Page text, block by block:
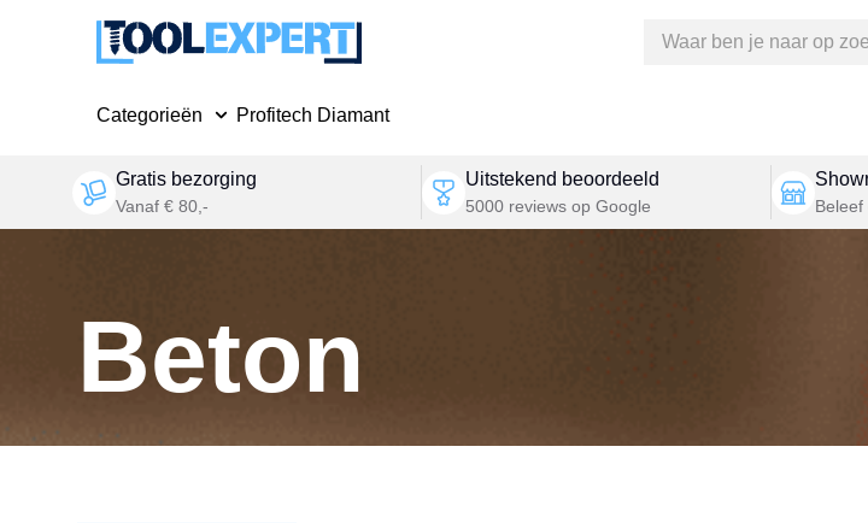
Categorieën Profitech Diamant
Gratis bezorging
Vanaf € 80,-
Uitstekend beoordeeld
5000 reviews op Google
Beton